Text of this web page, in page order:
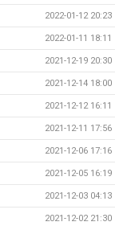
2022-01-12 20:23
2022-01-11 18:11
2021-12-19 20:30
2021-12-14 18:00
2021-12-12 16:11
2021-12-11 17:56
2021-12-06 17:16
2021-12-05 16:19
2021-12-03 04:13
2021-12-02 21:30